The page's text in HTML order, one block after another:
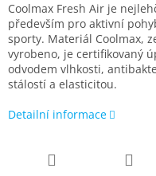
Coolmax Fresh Air je
především pro aktivní
sporty. Materiál Coolmax,
vyrobeno, je certifikovaný
odvodem vlhkosti,
stálostí a elasticitou.
Detailní informace